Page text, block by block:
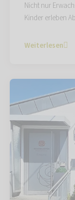
Nicht nur
Kinder erleben
Weiterlesen